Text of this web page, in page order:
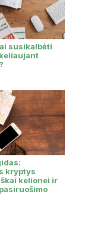
susikalbėti
kryptys
kelionei ir